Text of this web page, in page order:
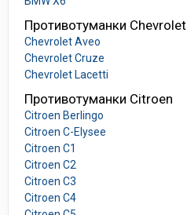
Противотуманки Chevrolet
Chevrolet Aveo
Chevrolet Cruze
Chevrolet Lacetti
Противотуманки Citroen
Citroen Berlingo
Citroen C-Elysee
Citroen C1
Citroen C2
Citroen C3
Citroen C4